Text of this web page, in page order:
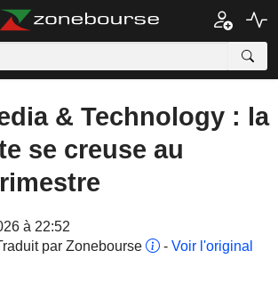
& Technology : la
se creuse au
à 22:52
par Zonebourse
- Voir l'original